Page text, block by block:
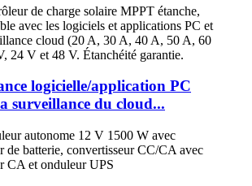
logicielle/application PC
surveillance du cloud...